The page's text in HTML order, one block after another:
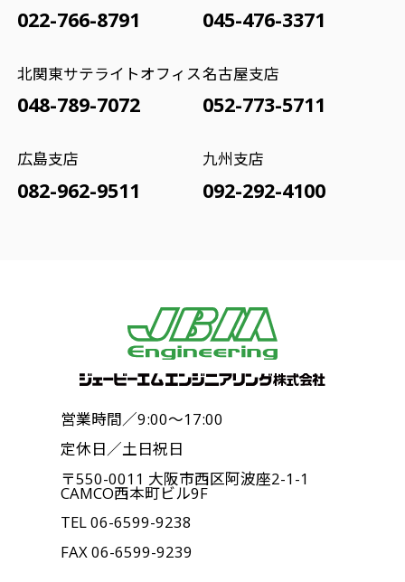
022-766-8791 045-476-3371
北関東サテライトオフィス
048-789-7072
名古屋支店
052-773-5711
広島支店
082-962-9511
九州支店
092-292-4100
営業時間／9:00〜17:00
定休日／土日祝日
〒550-0011 大阪市西区阿波座2-1-1
CAMCO西本町ビル9F
TEL06-6599-9238
FAX 06-6599-9239